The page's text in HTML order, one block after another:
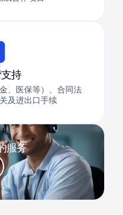
持
、医保等）、合同法
及进出口手续
服务